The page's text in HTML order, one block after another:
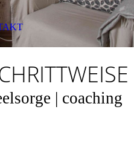
| coaching